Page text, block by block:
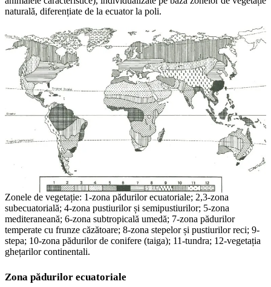
naturală, diferențiate de la ecuator la poli.
Zonele de vegetație: 1-zona pădurilor ecuatoriale; 2,3-zona
subecuatorială; 4-zona pustiurilor și semipustiurilor; 5-zona
mediteraneană; 6-zona subtropicală umedă; 7-zona pădurilor
temperate cu frunze căzătoare; 8-zona stepelor și pustiurilor reci; 9-
stepa; 10-zona pădurilor de conifere (taiga); 11-tundra; 12-vegetația
ghețarilor continentali.
Zona pădurilor ecuatoriale